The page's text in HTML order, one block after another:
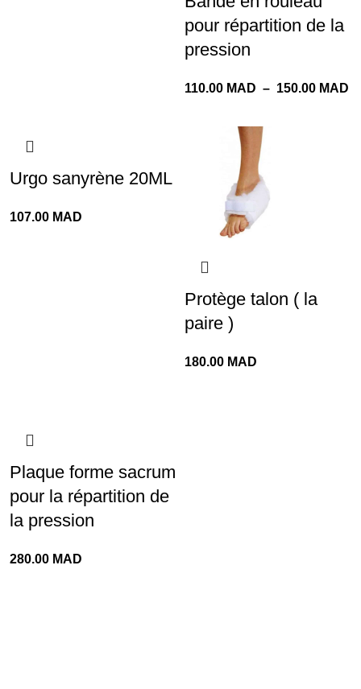
pour répartition de la
pression
110.00 MAD – 150.00 MAD
Urgo sanyrène 20ML
107.00 MAD
Protège talon ( la
paire )
180.00 MAD
Plaque forme sacrum
pour la répartition de
la pression
280.00 MAD